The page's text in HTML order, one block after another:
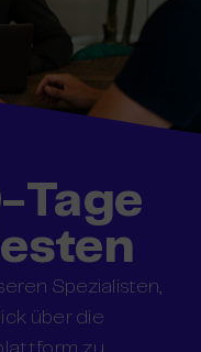
Tage
Spezialisten,
über die